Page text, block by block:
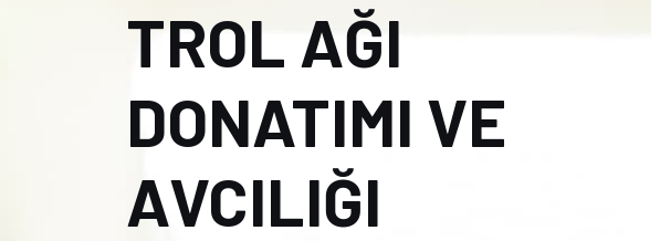
TROL AĞI
DONATIMI VE
AVCILIĞI